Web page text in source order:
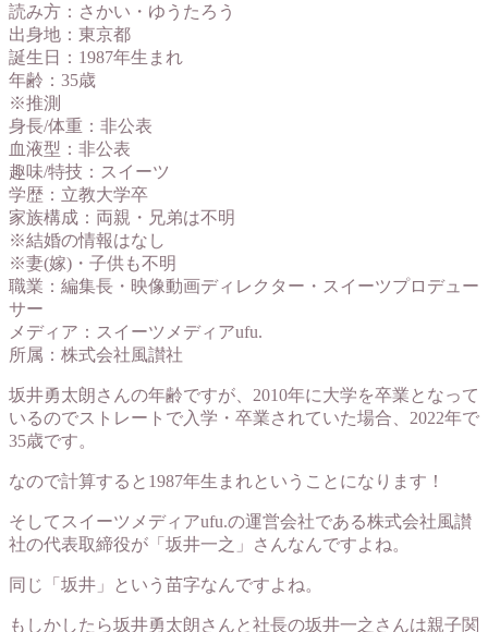
読み方：さかい・ゆうたろう
出身地：東京都
誕生日：1987年生まれ
年齢：35歳
※推測
身長/体重：非公表
血液型：非公表
趣味/特技：スイーツ
学歴：立教大学卒
家族構成：両親・兄弟は不明
※結婚の情報はなし
※妻(嫁)・子供も不明
職業：編集長・映像動画ディレクター・スイーツプロデュー
サー
メディア：スイーツメディアufu.
所属：株式会社風讃社
坂井勇太朗さんの年齢ですが、2010年に大学を卒業となって
いるのでストレートで入学・卒業されていた場合、2022年で
35歳です。
なので計算すると1987年生まれということになります！
そしてスイーツメディアufu.の運営会社である株式会社風讃
社の代表取締役が「坂井一之」さんなんですよね。
同じ「坂井」という苗字なんですよね。
もしかしたら坂井勇太朗さんと社長の坂井一之さんは親子関